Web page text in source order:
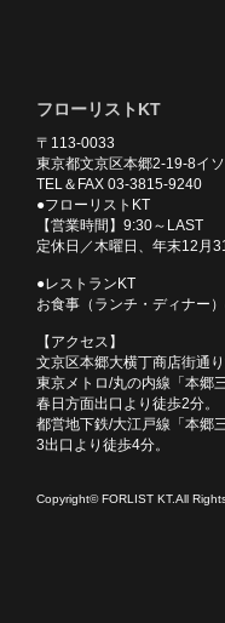
フローリストKT
〒113-0033
東京都文京区本郷2-19-8イ
TEL＆FAX 03-3815-9240
●フローリストKT
【営業時間】9:30～LAST
定休日／木曜日、年末12月
●レストランKT
お食事（ランチ・ディナー
【アクセス】
文京区本郷大横丁商店街通
東京メトロ/丸の内線「本郷
春日方面出口より徒歩2分。
都営地下鉄/大江戸線「本郷
3出口より徒歩4分。
Copyright© FORLIST KT.All